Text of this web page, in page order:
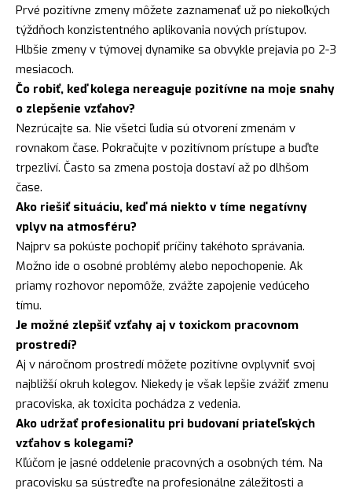
Prvé pozitívne zmeny môžete zaznamenať už po niekoľkých
týždňoch konzistentného aplikovania nových prístupov.
Hlbšie zmeny v týmovej dynamike sa obvykle prejavia po 2-3
mesiacoch.
Čo robiť, keď kolega nereaguje pozitívne na moje snahy
o zlepšenie vzťahov?
Nezrúcajte sa. Nie všetci ľudia sú otvorení zmenám v
rovnakom čase. Pokračujte v pozitívnom prístupe a buďte
trpezliví. Často sa zmena postoja dostaví až po dlhšom
čase.
Ako riešiť situáciu, keď má niekto v tíme negatívny
vplyv na atmosféru?
Najprv sa pokúste pochopiť príčiny takéhoto správania.
Možno ide o osobné problémy alebo nepochopenie. Ak
priamy rozhovor nepomôže, zvážte zapojenie vedúceho
tímu.
Je možné zlepšiť vzťahy aj v toxickom pracovnom
prostredí?
Aj v náročnom prostredí môžete pozitívne ovplyvniť svoj
najbližší okruh kolegov. Niekedy je však lepšie zvážiť zmenu
pracoviska, ak toxicita pochádza z vedenia.
Ako udržať profesionalitu pri budovaní priateľských
vzťahov s kolegami?
Kľúčom je jasné oddelenie pracovných a osobných tém. Na
pracovisku sa sústreďte na profesionálne záležitosti a